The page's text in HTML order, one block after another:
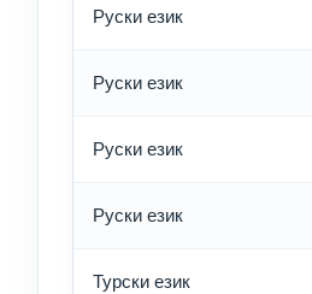
Руски език
Руски език
Руски език
Руски език
Турски език